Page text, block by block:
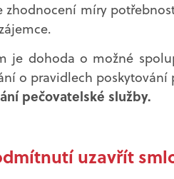
zhodnocení míry
je dohoda o možné
o pravidlech poskytování
pečovatelské služby.
uzavřít